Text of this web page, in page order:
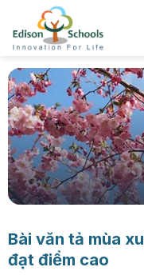
nội
Bài văn tả mùa
đạt điểm cao